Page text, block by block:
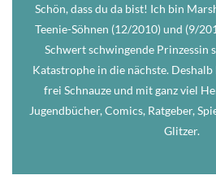
Schön, dass du da bist! Ich bin
Teenie-Söhnen (12/2010) und (9/
Schwert schwingende Prinzessin
Katastrophe in die nächste.
frei Schnauze und mit ganz viel
Jugendbücher, Comics, Ratgeber,
Glitzer.